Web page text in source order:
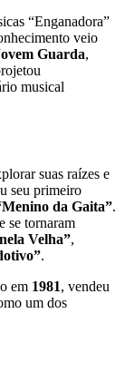
“Enganadora”
veio
Guarda,
musical
suas raízes e
seu primeiro
da Gaita”.
se tornaram
Velha”,
.
em 1981, vendeu
um dos